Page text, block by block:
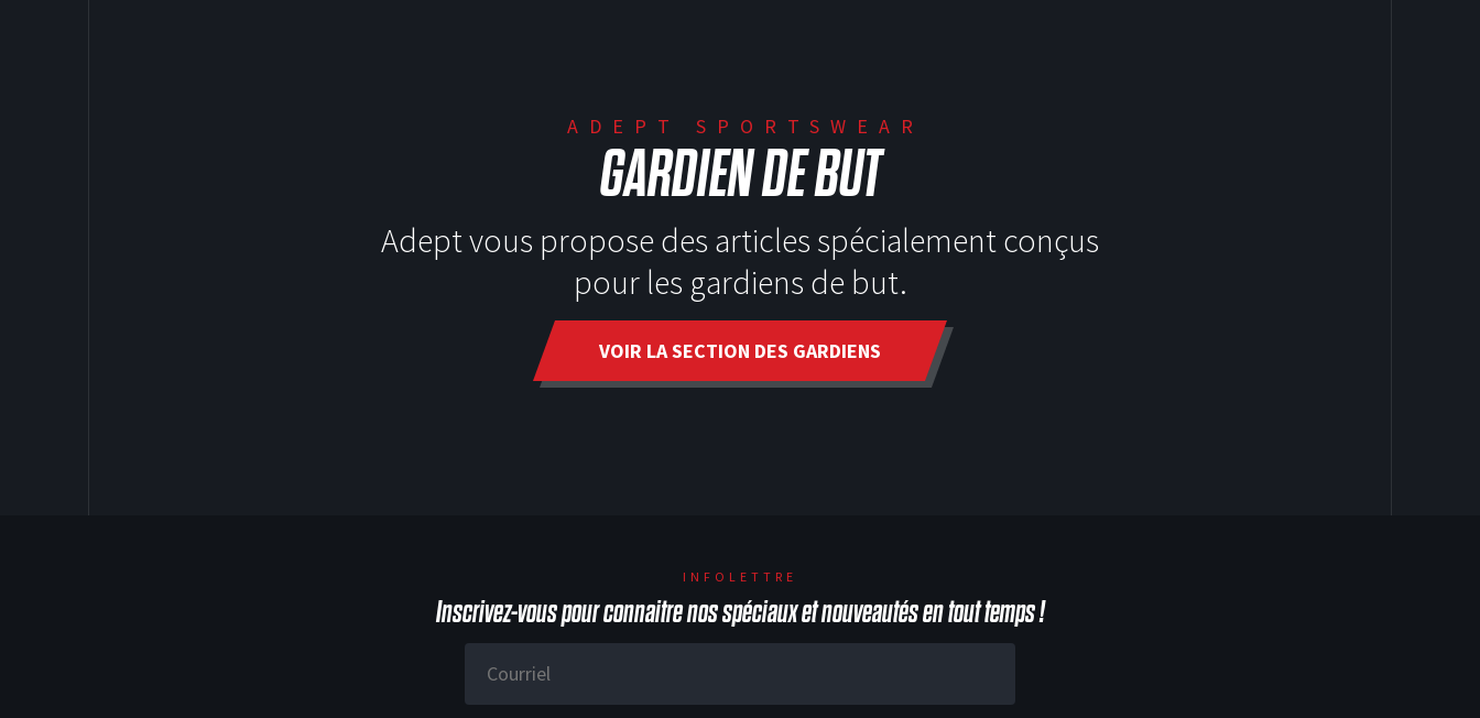
ADEPT SPORTSWEAR
GARDIEN DE BUT
Adept vous propose des articles spécialement conçus
pour les gardiens de but.
VOIR LA SECTION DES GARDIENS
INFOLETTRE
Inscrivez-vous pour connaitre nos spéciaux et nouveautés en tout temps !